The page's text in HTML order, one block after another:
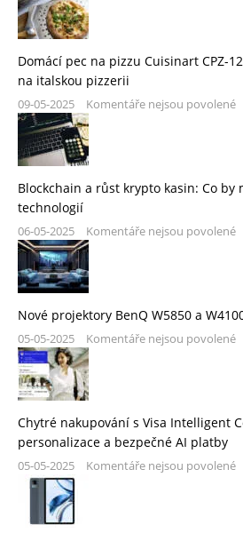
Domácí pec na pizzu Cuisinart CPZ-
na italskou pizzerii
09-05-2025 Komentáře nejsou povolené
Blockchain a růst krypto kasin: Co by
technologií
06-05-2025 Komentáře nejsou povolené
Nové projektory BenQ W5850 a
05-05-2025 Komentáře nejsou povolené
Chytré nakupování s Visa Intelligent
personalizace a bezpečné AI platby
05-05-2025 Komentáře nejsou povolené